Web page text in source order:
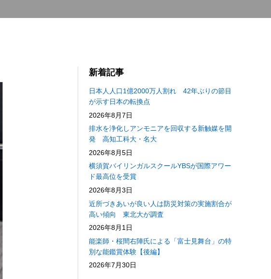
新着記事
日本人人口1億2000万人割れ 42年ぶりの節目
が示す日本の転換点
2026年8月7日
排水を浄化しアンモニアを回収する新触媒を開
発 高知工科大・名大
2026年8月5日
横須賀バイリンガルスクールYBSが国際アワー
ド最高位を受賞
2026年8月3日
近所づきあいが良い人は防災対策の実施割合が
高い傾向 東北大が調査
2026年8月1日
能楽師・桜間右陣氏による「富士見舞台」の特
別な能鑑賞体験【後編】
2026年7月30日